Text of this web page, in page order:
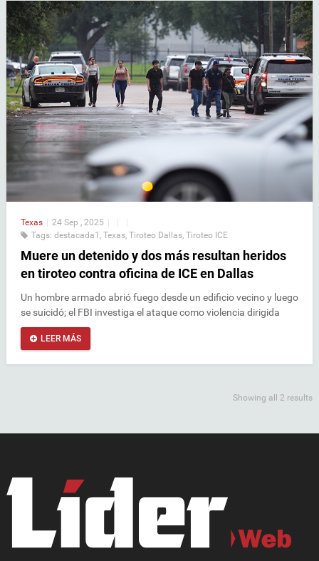
Texas 24 Sep , 2025
Tags: destacada1 , Texas, Tiroteo Dallas, Tiroteo ICE
Muere un detenido y dos más resultan heridos
en tiroteo contra oficina de ICE en Dallas
Un hombre armado abrió fuego desde un edificio vecino y luego
se suicidó; el FBI investiga el ataque como violencia dirigida
LEER MÁS
Showing all 2 results